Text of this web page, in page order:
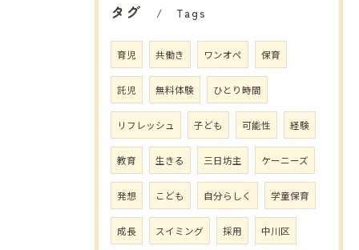
タグ Tags
育児 共働き ワンオペ 保育
託児 無料体験 ひとり時間
リフレッシュ 子ども 可能性 経験
教育 生きる 三日坊主 ケーニーズ
発想 こども 自分らしく 学童保育
成長 スイミング 採用 中川区